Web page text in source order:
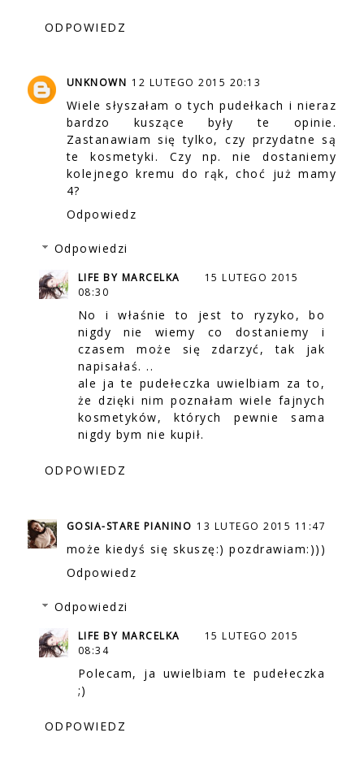
ODPOWIEDZ
UNKNOWN 12 LUTEGO 2015 20:13
Wiele słyszałam o tych pudełkach i nieraz
bardzo kuszące były te opinie.
Zastanawiam się tylko, czy przydatne są
te kosmetyki. Czy np. nie dostaniemy
kolejnego kremu do rąk, choć już mamy
4?
Odpowiedz
Odpowiedzi
LIFE BY MARCELKA
15 LUTEGO 2015
08:30
No i właśnie to jest to ryzyko, bo
nigdy nie wiemy co dostaniemy i
czasem może się zdarzyć, tak jak
napisałaś. ..
ale ja te pudełeczka uwielbiam za to,
że dzięki nim poznałam wiele fajnych
kosmetyków, których pewnie sama
nigdy bym nie kupił.
ODPOWIEDZ
GOSIA-STARE PIANINO 13 LUTEGO 2015 11:47
może kiedyś się skuszę:) pozdrawiam:)))
Odpowiedz
Odpowiedzi
LIFE BY MARCELKA
15 LUTEGO 2015
08:34
Polecam, ja uwielbiam te pudełeczka
;)
ODPOWIEDZ